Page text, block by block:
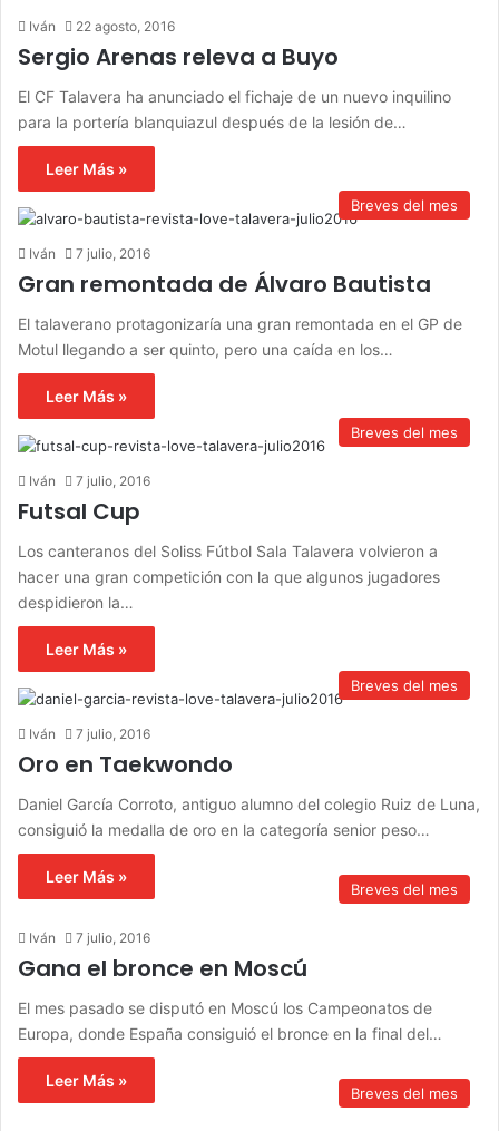
Iván 22 agosto, 2016
Sergio Arenas releva a Buyo
El CF Talavera ha anunciado el fichaje de un nuevo inquilino
para la portería blanquiazul después de la lesión de…
Leer Más »
Breves del mes
Iván 7 julio, 2016
Gran remontada de Álvaro Bautista
El talaverano protagonizaría una gran remontada en el GP de
Motul llegando a ser quinto, pero una caída en los…
Leer Más »
Breves del mes
Iván 7 julio, 2016
Futsal Cup
Los canteranos del Soliss Fútbol Sala Talavera volvieron a
hacer una gran competición con la que algunos jugadores
despidieron la…
Leer Más »
Breves del mes
Iván 7 julio, 2016
Oro en Taekwondo
Daniel García Corroto, antiguo alumno del colegio Ruiz de Luna,
consiguió la medalla de oro en la categoría senior peso…
Leer Más »
Breves del mes
Iván 7 julio, 2016
Gana el bronce en Moscú
El mes pasado se disputó en Moscú los Campeonatos de
Europa, donde España consiguió el bronce en la final del…
Leer Más »
Breves del mes